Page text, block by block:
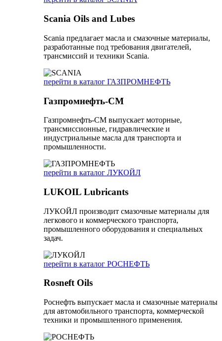
Scania Oils and Lubes
Scania предлагает масла и смазочные материалы,
разработанные под требования двигателей,
трансмиссий и техники Scania.
перейти в каталог ГАЗПРОМНЕФТЬ
Газпромнефть-СМ
Газпромнефть-СМ выпускает моторные,
трансмиссионные, гидравлические и
индустриальные масла для транспорта и
промышленности.
перейти в каталог ЛУКОЙЛ
LUKOIL Lubricants
ЛУКОЙЛ производит смазочные материалы для
легкового и коммерческого транспорта,
промышленного оборудования и специальных
задач.
перейти в каталог РОСНЕФТЬ
Rosneft Oils
Роснефть выпускает масла и смазочные материалы
для автомобильного транспорта, коммерческой
техники и промышленного применения.